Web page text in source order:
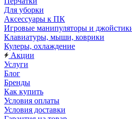
Для уборки
Аксессуары к ПК
Игровые манипуляторы и
Клавиатуры, мыши, коврики
Кулеры, охлаждение
Акции
Услуги
Блог
Бренды
Как купить
Условия оплаты
Условия доставки